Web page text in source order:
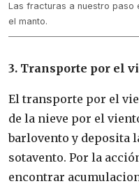
Las fracturas a nuestro paso
el manto.
3. Transporte por el
El transporte por el
de la nieve por el
barlovento y deposita
sotavento. Por la
encontrar